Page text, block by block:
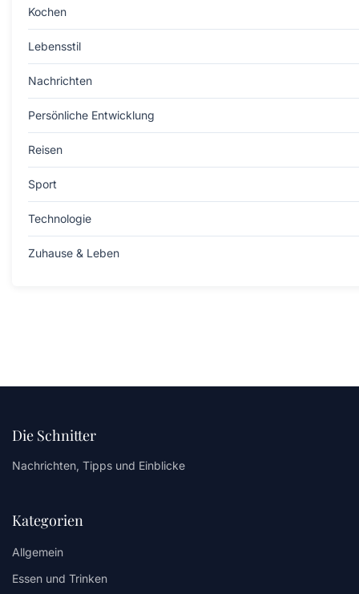
Kochen
Lebensstil
Nachrichten
Persönliche Entwicklung
Reisen
Sport
Technologie
Zuhause & Leben
Die Schnitter
Nachrichten, Tipps und Einblicke
Kategorien
Allgemein
Essen und Trinken